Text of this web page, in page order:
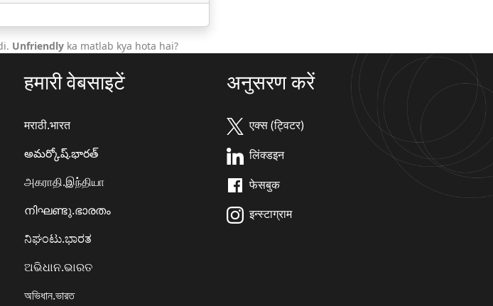
Unfriendly ka matlab kya hota hai?
हमारी वेबसाइटें
मराठी.भारत
అమర్కోష్.భారత్
அகராதி.இந்தியா
നിഘണ്ടു.ഭാരതം
ನಿಘಂಟು.ಭಾರತ
ଅଭିଧାନ.ଭାରତ
অভিধান.ভারত
अनुसरण करें
एक्स (ट्विटर)
लिंक्डइन
फेसबुक
इन्स्टाग्राम